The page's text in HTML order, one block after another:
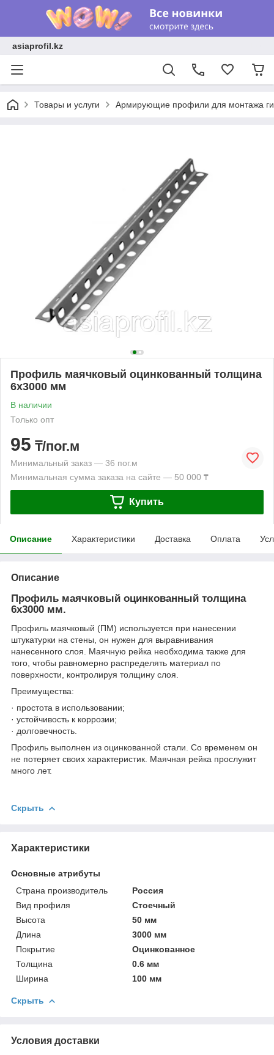
asiaprofil.kz
Товары и услуги Армирующие профили для монтажа
Профиль маячковый оцинкованный толщина
6х3000 мм
В наличии
Только опт
95 ₸/пог.м
Минимальный заказ — 36 пог.м
Минимальная сумма заказа на сайте — 50 000 ₸
Купить
Описание Характеристики Доставка Оплата
Описание
Профиль маячковый оцинкованный толщина
6х3000 мм.
Профиль маячковый (ПМ) используется при нанесении
штукатурки на стены, он нужен для выравнивания
нанесенного слоя. Маячную рейка необходима также для
того, чтобы равномерно распределять материал по
поверхности, контролируя толщину слоя.
Преимущества:
· простота в использовании;
· устойчивость к коррозии;
· долговечность.
Профиль выполнен из оцинкованной стали. Со временем он
не потеряет своих характеристик. Маячная рейка прослужит
много лет.
Скрыть
Характеристики
Основные атрибуты
Страна производитель
Россия
Вид профиля
Стоечный
Высота
50 мм
Длина
3000 мм
Покрытие
Оцинкованное
Толщина
0.6 мм
Ширина
100 мм
Скрыть
Условия доставки